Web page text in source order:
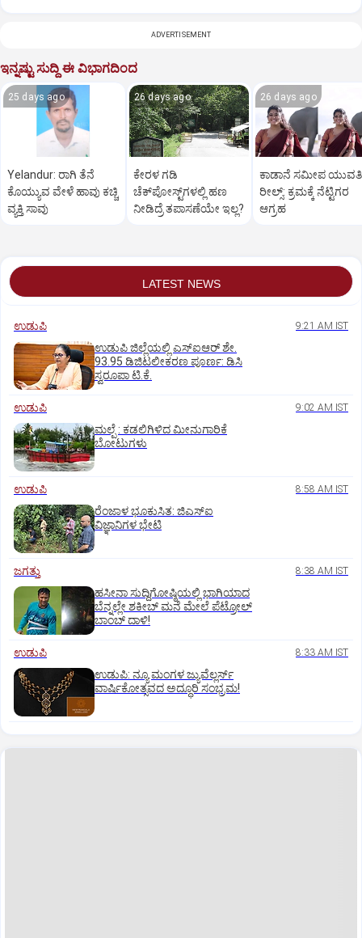
ADVERTISEMENT
ಇನ್ನಷ್ಟು ಸುದ್ದಿ ಈ ವಿಭಾಗದಿಂದ
25 days ago
Yelandur: ರಾಗಿ ತೆನೆ
ಕೊಯ್ಯುವ ವೇಳೆ ಹಾವು ಕಚ್ಚಿ
ವ್ಯಕ್ತಿ ಸಾವು
26 days ago
ಕೇರಳ ಗಡಿ
ಚೆಕ್‌ಪೋಸ್ಟ್‌ಗಳಲ್ಲಿ ಹಣ
ನೀಡಿದ್ರೆ ತಪಾಸಣೆಯೇ ಇಲ್ಲ?
26 days ago
ಕಾಡಾನೆ ಸಮೀಪ ಯುವತಿ
ರೀಲ್ಸ್: ಕ್ರಮಕ್ಕೆ ನೆಟ್ಟಿಗರ
ಆಗ್ರಹ
LATEST NEWS
ಉಡುಪಿ 9:21 AM IST
ಉಡುಪಿ ಜಿಲ್ಲೆಯಲ್ಲಿ ಎಸ್‌ಐಆರ್‌ ಶೇ.
93.95 ಡಿಜಿಟಲೀಕರಣ ಪೂರ್ಣ: ಡಿಸಿ
ಸ್ವರೂಪಾ ಟಿ.ಕೆ.
ಉಡುಪಿ 9:02 AM IST
ಮಲ್ಪೆ : ಕಡಲಿಗಿಳಿದ ಮೀನುಗಾರಿಕೆ
ಬೋಟುಗಳು
ಉಡುಪಿ 8:58 AM IST
ರೆಂಜಾಳ ಭೂಕುಸಿತ: ಜಿಎಸ್‌ಐ
ವಿಜ್ಞಾನಿಗಳ ಭೇಟಿ
ಜಗತ್ತು 8:38 AM IST
ಹಸೀನಾ ಸುದ್ದಿಗೋಷ್ಠಿಯಲ್ಲಿ ಭಾಗಿಯಾದ
ಬೆನ್ನಲ್ಲೇ ಶಕೀಬ್ ಮನೆ ಮೇಲೆ ಪೆಟ್ರೋಲ್
ಬಾಂಬ್ ದಾಳಿ!
ಉಡುಪಿ 8:33 AM IST
ಉಡುಪಿ: ನ್ಯೂ ಮಂಗಳ ಜ್ಯುವೆಲ್ಲರ್ಸ್
ವಾರ್ಷಿಕೋತ್ಸವದ ಅದ್ಧೂರಿ ಸಂಭ್ರಮ!